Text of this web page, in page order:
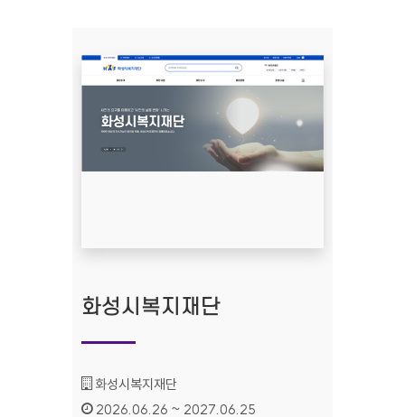
화성시복지재단
기관명 :
화성시복지재단
인증기간 :
2026.06.26 ~ 2027.06.25